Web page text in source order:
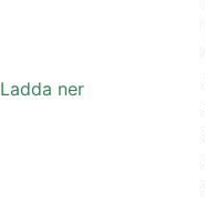
Ladda ner